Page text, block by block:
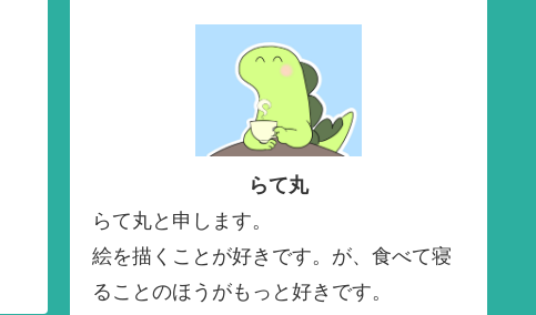
らて丸
らて丸と申します。
絵を描くことが好きです。が、食べて寝
ることのほうがもっと好きです。